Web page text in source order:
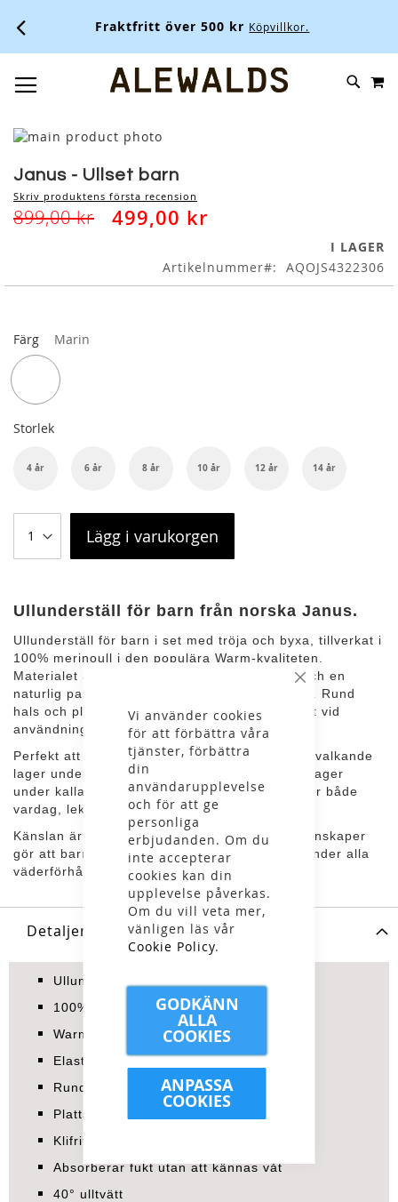
Stäng
Vi använder cookies
för att förbättra våra
tjänster, förbättra
din
användarupplevelse
och för att ge
personliga
erbjudanden. Om du
inte accepterar
cookies kan din
upplevelse påverkas.
Om du vill veta mer,
vänligen läs vår
Cookie Policy.
GODKÄNN
ALLA
COOKIES
ANPASSA
COOKIES
Fraktfritt över 500 kr Köpvillkor.
SKIP
Skip
the
end
of
the
to
the
beginning
of
Janus - Ullset barn
Skriv produktens första recension
899,00 kr 499,00 kr
I LAGER
Artikelnummer
AQOJS4322306
Färg Marin
Storlek
4 år 6 år 8 år 10 år 12 år 14 år
Lägg i varukorgen
Ullunderställ för barn från norska Janus.
Ullunderställ för barn i set med tröja och byxa, tillverkat i
100% merinoull i den populära Warm-kvaliteten.
Materialet är ribbstickat för att ge elasticitet och en
naturlig passform som följer kroppens rörelser. Rund
hals och platta sömmar bidrar till extra komfort vid
användning.
Perfekt att använda året runt – fungerar som svalkande
lager under varmare dagar och värmande baslager
under kalla och fuktiga förhållanden. Passar för både
vardag, lek och friluftsliv.
Känslan är mjuk och naturlig. Ullens unika egenskaper
gör att barnet hålls torrt, varmt och bekvämt under alla
väderförhållanden.
Detaljer
Ullunderställ barn, tröja och byxa
100% mulesingfri merinoull
Warm-kvalitet
Elastisk ribbstickning
Rund hals
Platta sömmar
Klifritt material
Absorberar fukt utan att kännas våt
40° ulltvätt